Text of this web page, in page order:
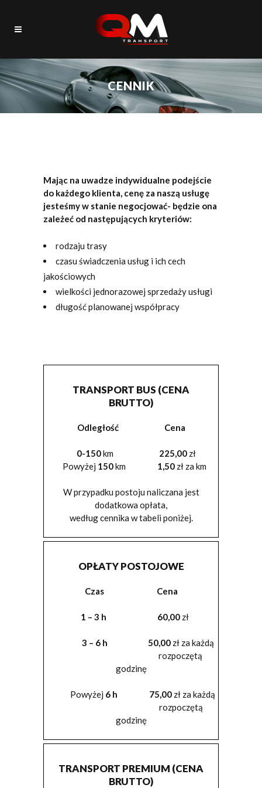
CENNIK
Mając na uwadze indywidualne podejście
do każdego klienta, cenę za naszą usługę
jesteśmy w stanie negocjować- będzie ona
zależeć od następujących kryteriów:
rodzaju trasy
czasu świadczenia usług i ich cech
jakościowych
wielkości jednorazowej sprzedaży usługi
długość planowanej współpracy
TRANSPORT BUS (CENA
BRUTTO)
Odległość Cena
0-150km 225,00 zł
Powyżej 150km 1,50 zł za km
W przypadku postoju naliczana jest
dodatkowa opłata,
według cennika w tabeli poniżej.
OPŁATY POSTOJOWE
Czas Cena
1 – 3 h 60,00zł
3 – 6 h 50,00zł za każdą
rozpoczętą
godzinę
Powyżej 6 h 75,00zł za każdą
rozpoczętą
godzinę
TRANSPORT PREMIUM (CENA
BRUTTO)